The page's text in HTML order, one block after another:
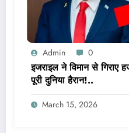
Admin 0
इजराइल ने विमान से गिराए
पूरी दुनिया हैरान!..
March 15, 2026